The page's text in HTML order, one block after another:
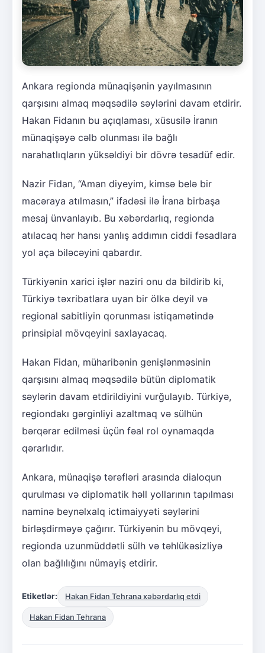
Ankara regionda münaqişənin yayılmasının
qarşısını almaq məqsədilə səylərini davam etdirir.
Hakan Fidanın bu açıqlaması, xüsusilə İranın
münaqişəyə cəlb olunması ilə bağlı
narahatlıqların yüksəldiyi bir dövrə təsadüf edir.
Nazir Fidan, “Aman diyeyim, kimsə belə bir
macəraya atılmasın,” ifadəsi ilə İrana birbaşa
mesaj ünvanlayıb. Bu xəbərdarlıq, regionda
atılacaq hər hansı yanlış addımın ciddi fəsadlara
yol aça biləcəyini qabardır.
Türkiyənin xarici işlər naziri onu da bildirib ki,
Türkiyə təxribatlara uyan bir ölkə deyil və
regional sabitliyin qorunması istiqamətində
prinsipial mövqeyini saxlayacaq.
Hakan Fidan, müharibənin genişlənməsinin
qarşısını almaq məqsədilə bütün diplomatik
səylərin davam etdirildiyini vurğulayıb. Türkiyə,
regiondakı gərginliyi azaltmaq və sülhün
bərqərar edilməsi üçün fəal rol oynamaqda
qərarlıdır.
Ankara, münaqişə tərəfləri arasında dialoqun
qurulması və diplomatik həll yollarının tapılması
naminə beynəlxalq ictimaiyyəti səylərini
birləşdirməyə çağırır. Türkiyənin bu mövqeyi,
regionda uzunmüddətli sülh və təhlükəsizliyə
olan bağlılığını nümayiş etdirir.
Etiketlər: Hakan Fidan Tehrana xəbərdarlıq etdi
Hakan Fidan Tehrana